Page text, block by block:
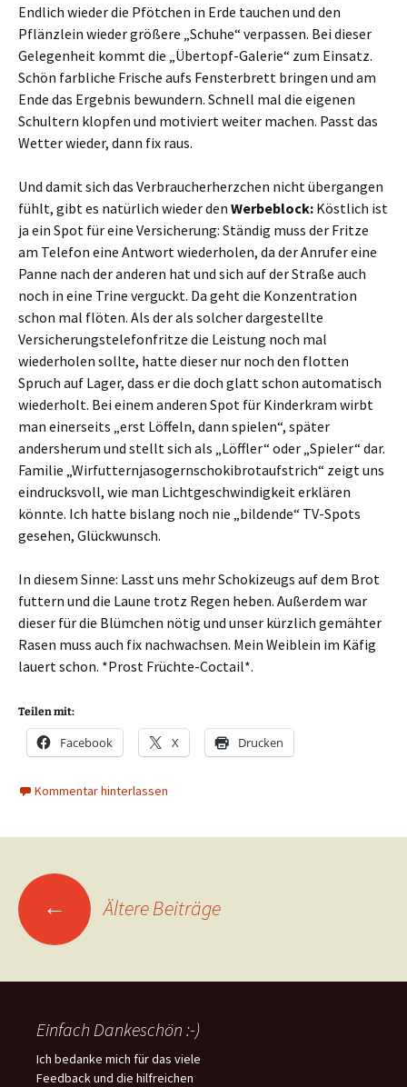
Endlich wieder die Pfötchen in Erde tauchen und den
Pflänzlein wieder größere „Schuhe“ verpassen. Bei dieser
Gelegenheit kommt die „Übertopf-Galerie“ zum Einsatz.
Schön farbliche Frische aufs Fensterbrett bringen und am
Ende das Ergebnis bewundern. Schnell mal die eigenen
Schultern klopfen und motiviert weiter machen. Passt das
Wetter wieder, dann fix raus.
Und damit sich das Verbraucherherzchen nicht übergangen
fühlt, gibt es natürlich wieder den Werbeblock: Köstlich ist
ja ein Spot für eine Versicherung: Ständig muss der Fritze
am Telefon eine Antwort wiederholen, da der Anrufer eine
Panne nach der anderen hat und sich auf der Straße auch
noch in eine Trine verguckt. Da geht die Konzentration
schon mal flöten. Als der als solcher dargestellte
Versicherungstelefonfritze die Leistung noch mal
wiederholen sollte, hatte dieser nur noch den flotten
Spruch auf Lager, dass er die doch glatt schon automatisch
wiederholt. Bei einem anderen Spot für Kinderkram wirbt
man einerseits „erst Löffeln, dann spielen“, später
andersherum und stellt sich als „Löffler“ oder „Spieler“ dar.
Familie „Wirfutternjasogernschokibrotaufstrich“ zeigt uns
eindrucksvoll, wie man Lichtgeschwindigkeit erklären
könnte. Ich hatte bislang noch nie „bildende“ TV-Spots
gesehen, Glückwunsch.
In diesem Sinne: Lasst uns mehr Schokizeugs auf dem Brot
futtern und die Laune trotz Regen heben. Außerdem war
dieser für die Blümchen nötig und unser kürzlich gemähter
Rasen muss auch fix nachwachsen. Mein Weiblein im Käfig
lauert schon. *Prost Früchte-Coctail*.
Teilen mit:
Facebook X Drucken
Kommentar hinterlassen
Beitragsnavigation
← Ältere Beiträge
Einfach Dankeschön :-)
Ich bedanke mich für das viele
Feedback und die hilfreichen